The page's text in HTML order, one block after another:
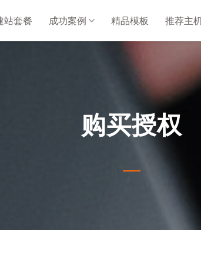
站套餐 成功案例 精品模板 推荐主机
购买授权